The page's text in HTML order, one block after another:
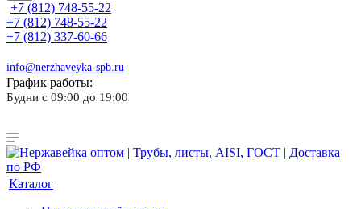
+7 (812) 748-55-22
+7 (812) 748-55-22
+7 (812) 337-60-66
info@nerzhaveyka-spb.ru
График работы:
Будни с 09:00 до 19:00
Каталог